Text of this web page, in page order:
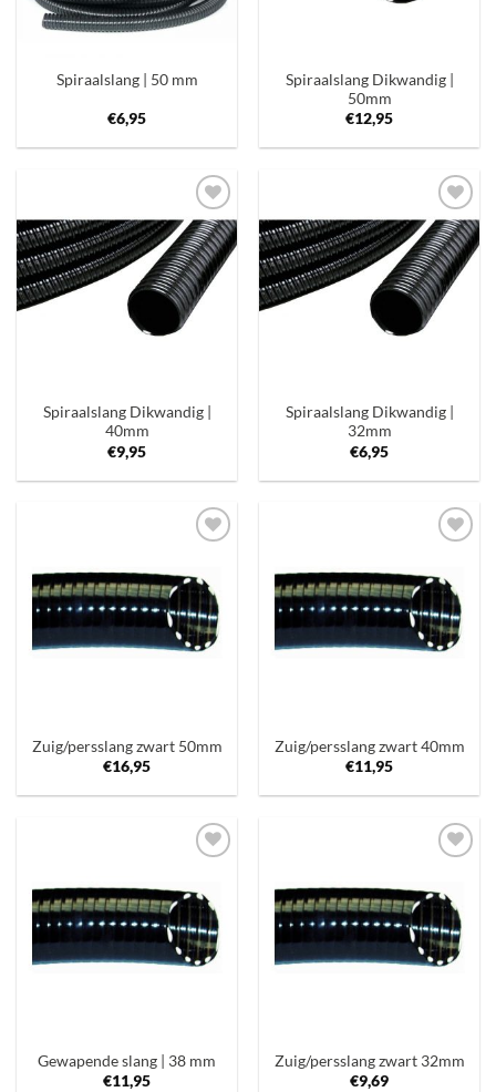
Spiraalslang | 50 mm
€6,95
Spiraalslang Dikwandig |
50mm
€12,95
Toevoegen
aan
verlanglijst
Spiraalslang Dikwandig |
40mm
€9,95
Toevoegen
aan
verlanglijst
Spiraalslang Dikwandig |
32mm
€6,95
aan
verlanglijst
Zuig/persslang zwart 50mm
€16,95
aan
verlanglijst
Zuig/persslang zwart 40mm
€11,95
aan
verlanglijst
Gewapende slang | 38 mm
€11,95
aan
verlanglijst
Zuig/persslang zwart 32mm
€9,69